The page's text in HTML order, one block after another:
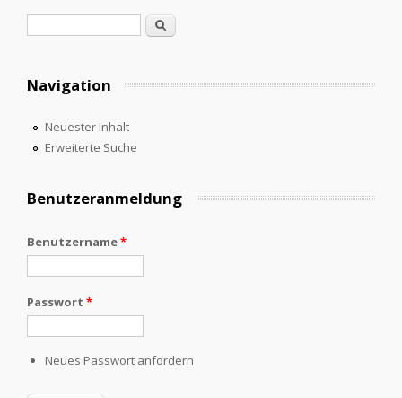
Suche
Navigation
Neuester Inhalt
Erweiterte Suche
Benutzeranmeldung
Benutzername*
Passwort *
Neues Passwort anfordern